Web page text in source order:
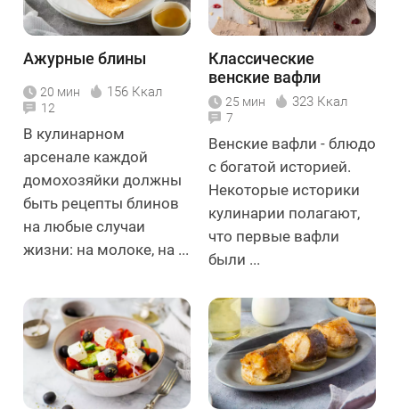
Ажурные блины
20 мин 156 Ккал
12
В кулинарном
арсенале каждой
домохозяйки должны
быть рецепты блинов
на любые случаи
жизни: на молоке, на ...
Классические
венские вафли
25 мин 323 Ккал
7
Венские вафли - блюдо
с богатой историей.
Некоторые историки
кулинарии полагают,
что первые вафли
были ...